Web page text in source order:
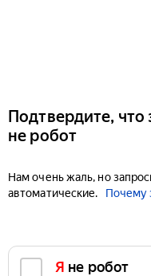
Подтвердите, что
не робот
Нам очень жаль, но
автоматические.
Почему
Я не робот